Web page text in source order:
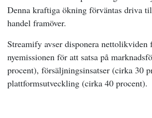
Denna kraftiga ökning förväntas driva
handel framöver.
Streamify avser disponera nettolikviden
nyemissionen för att satsa på
procent), försäljningsinsatser (cirka 30
plattformsutveckling (cirka 40 procent).